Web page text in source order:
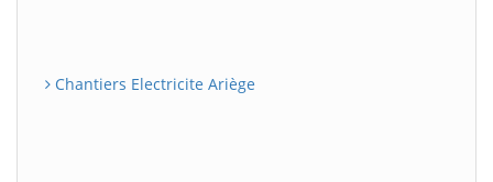
Chantiers Electricite Ariège